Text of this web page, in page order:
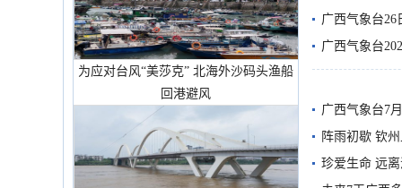
为应对台风“美莎克” 北海外沙码头渔船
回港避风
有较强降雨
广西气象台26
广西气象台
预警
广西气象台7
阵雨初歇 钦
珍爱生命 远